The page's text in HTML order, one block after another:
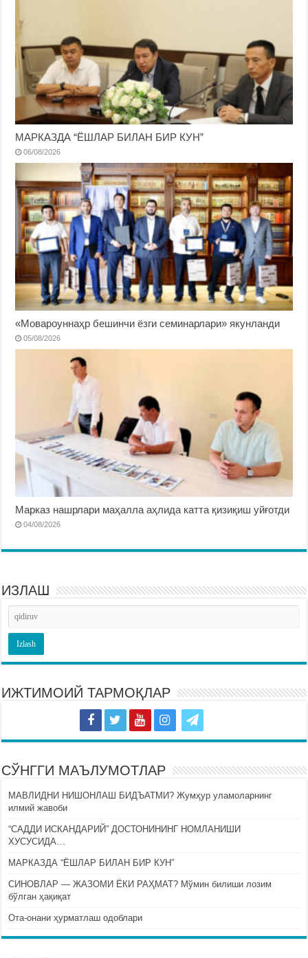
МАРКАЗДА “ЁШЛАР БИЛАН БИР КУН”
06/08/2026
«Мовароуннаҳр бешинчи ёзги семинарлари» якунланди
05/08/2026
Марказ нашрлари маҳалла аҳлида катта қизиқиш уйғотди
04/08/2026
ИЗЛАШ
ИЖТИМОИЙ ТАРМОҚЛАР
СЎНГГИ МАЪЛУМОТЛАР
МАВЛИДНИ НИШОНЛАШ БИДЪАТМИ? Жумҳур уламоларнинг
илмий жавоби
“САДДИ ИСКАНДАРИЙ” ДОСТОНИНИНГ НОМЛАНИШИ
ХУСУСИДА…
МАРКАЗДА “ЁШЛАР БИЛАН БИР КУН”
СИНОВЛАР — ЖАЗОМИ ЁКИ РАҲМАТ? Мўмин билиши лозим
бўлган ҳақиқат
Ота-онани ҳурматлаш одоблари